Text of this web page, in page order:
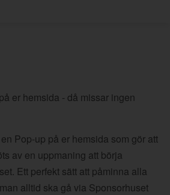
er hemsida - då missar ingen
Pop-up på er hemsida som gör att
av en uppmaning att börja
Ett perfekt sätt att påminna alla
alltid ska gå via Sponsorhuset